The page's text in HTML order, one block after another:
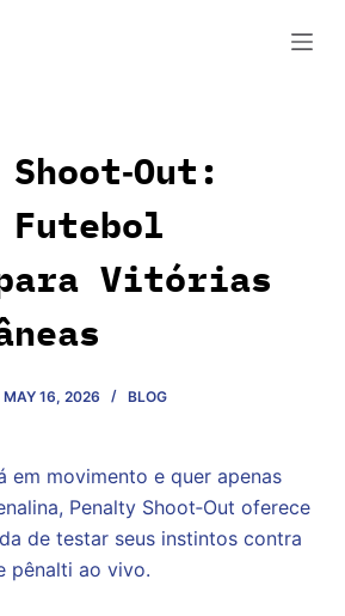
Futebol
Vitórias
MAY 16, 2026 BLOG
em movimento e quer apenas
Penalty Shoot‑Out oferece
de testar seus instintos contra
pênalti ao vivo.